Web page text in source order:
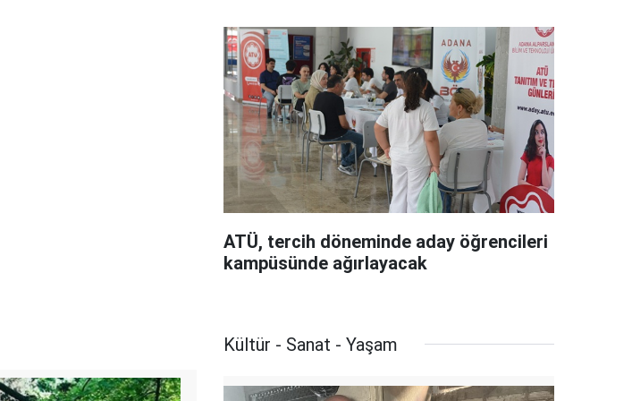
ATÜ, tercih döneminde aday öğrencileri
kampüsünde ağırlayacak
Kültür - Sanat - Yaşam